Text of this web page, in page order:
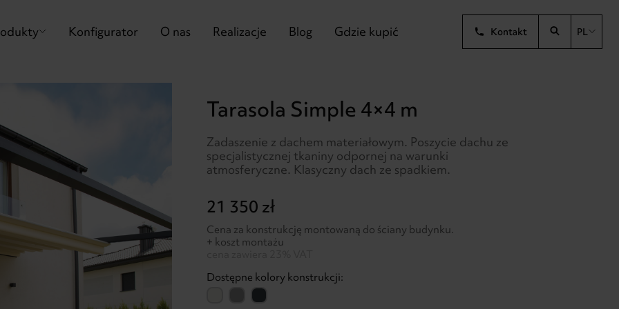
Konfigurator O nas Realizacje Blog Gdzie kupić Kontakt PL
Tarasola Simple 4×4 m
Zadaszenie z dachem materiałowym. Poszycie dachu ze
specjalistycznej tkaniny odpornej na warunki
atmosferyczne. Klasyczny dach ze spadkiem.
21 350 zł
Cena za konstrukcję montowaną do ściany budynku.
+ koszt montażu
Dostępne kolory konstrukcji: